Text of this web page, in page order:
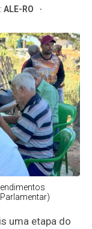
ALE-RO
uma etapa do